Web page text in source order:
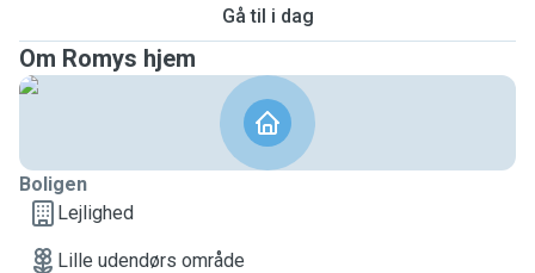
Gå til i dag
Om Romys hjem
Boligen
Lejlighed
Lille udendørs område